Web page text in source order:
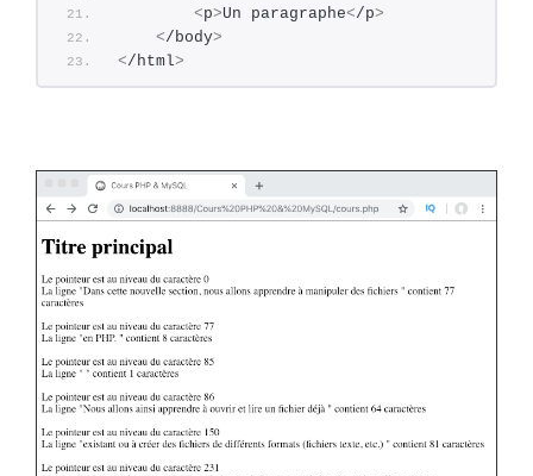
<p>Un paragraphe</p>
</body>
</html>